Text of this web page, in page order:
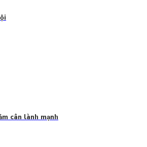
cân lành mạnh